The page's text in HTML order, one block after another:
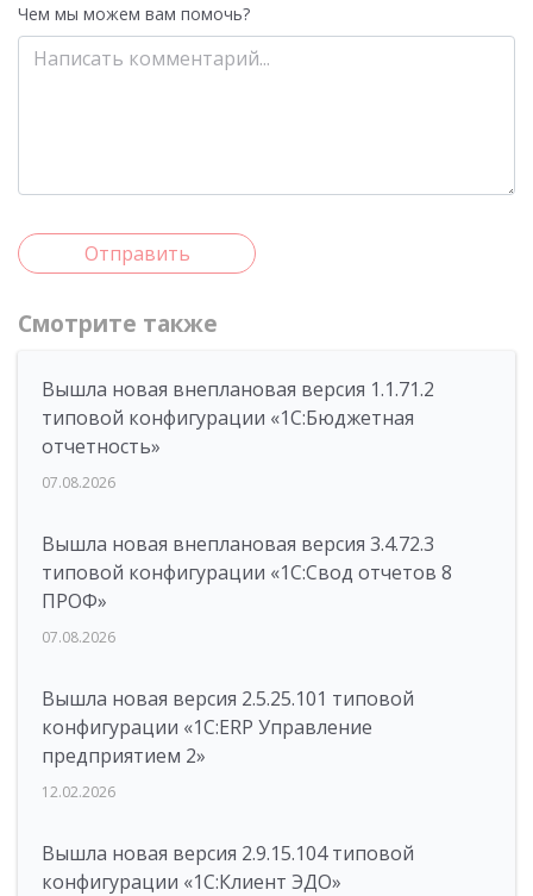
Чем мы можем вам помочь?
Отправить
Смотрите также
Вышла новая внеплановая версия 1.1.71.2
типовой конфигурации «1C:Бюджетная
отчетность»
07.08.2026
Вышла новая внеплановая версия 3.4.72.3
типовой конфигурации «1C:Свод отчетов 8
ПРОФ»
07.08.2026
Вышла новая версия 2.5.25.101 типовой
конфигурации «1С:ERP Управление
предприятием 2»
12.02.2026
Вышла новая версия 2.9.15.104 типовой
конфигурации «1С:Клиент ЭДО»